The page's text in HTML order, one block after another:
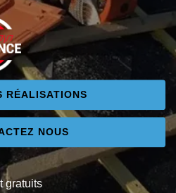
RÉALISATIONS
NOUS
gratuits